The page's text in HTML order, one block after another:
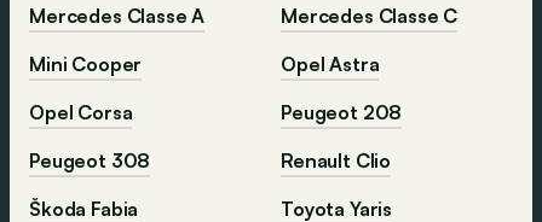
Mercedes Classe A
Mercedes Classe C
Mini Cooper
Opel Astra
Opel Corsa
Peugeot 208
Peugeot 308
Renault Clio
Škoda Fabia
Toyota Yaris